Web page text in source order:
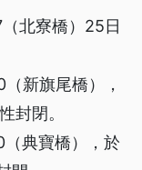
北寮橋）25日
新旗尾橋），
封閉。
（典寶橋），於